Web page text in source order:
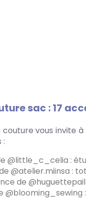
sac : 17
couture vous invite
:
@little_c_celia :
@atelier.miinsa :
de